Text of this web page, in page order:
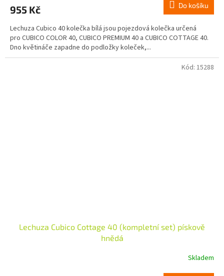
955 Kč Do košíku
Lechuza Cubico 40 kolečka bílá jsou pojezdová kolečka určená
pro CUBICO COLOR 40, CUBICO PREMIUM 40 a CUBICO COTTAGE 40.
Dno květináče zapadne do podložky koleček,...
Lechuza Cubico Cottage 40 (kompletní set) pískově
hnědá
Skladem
Kód: 15288